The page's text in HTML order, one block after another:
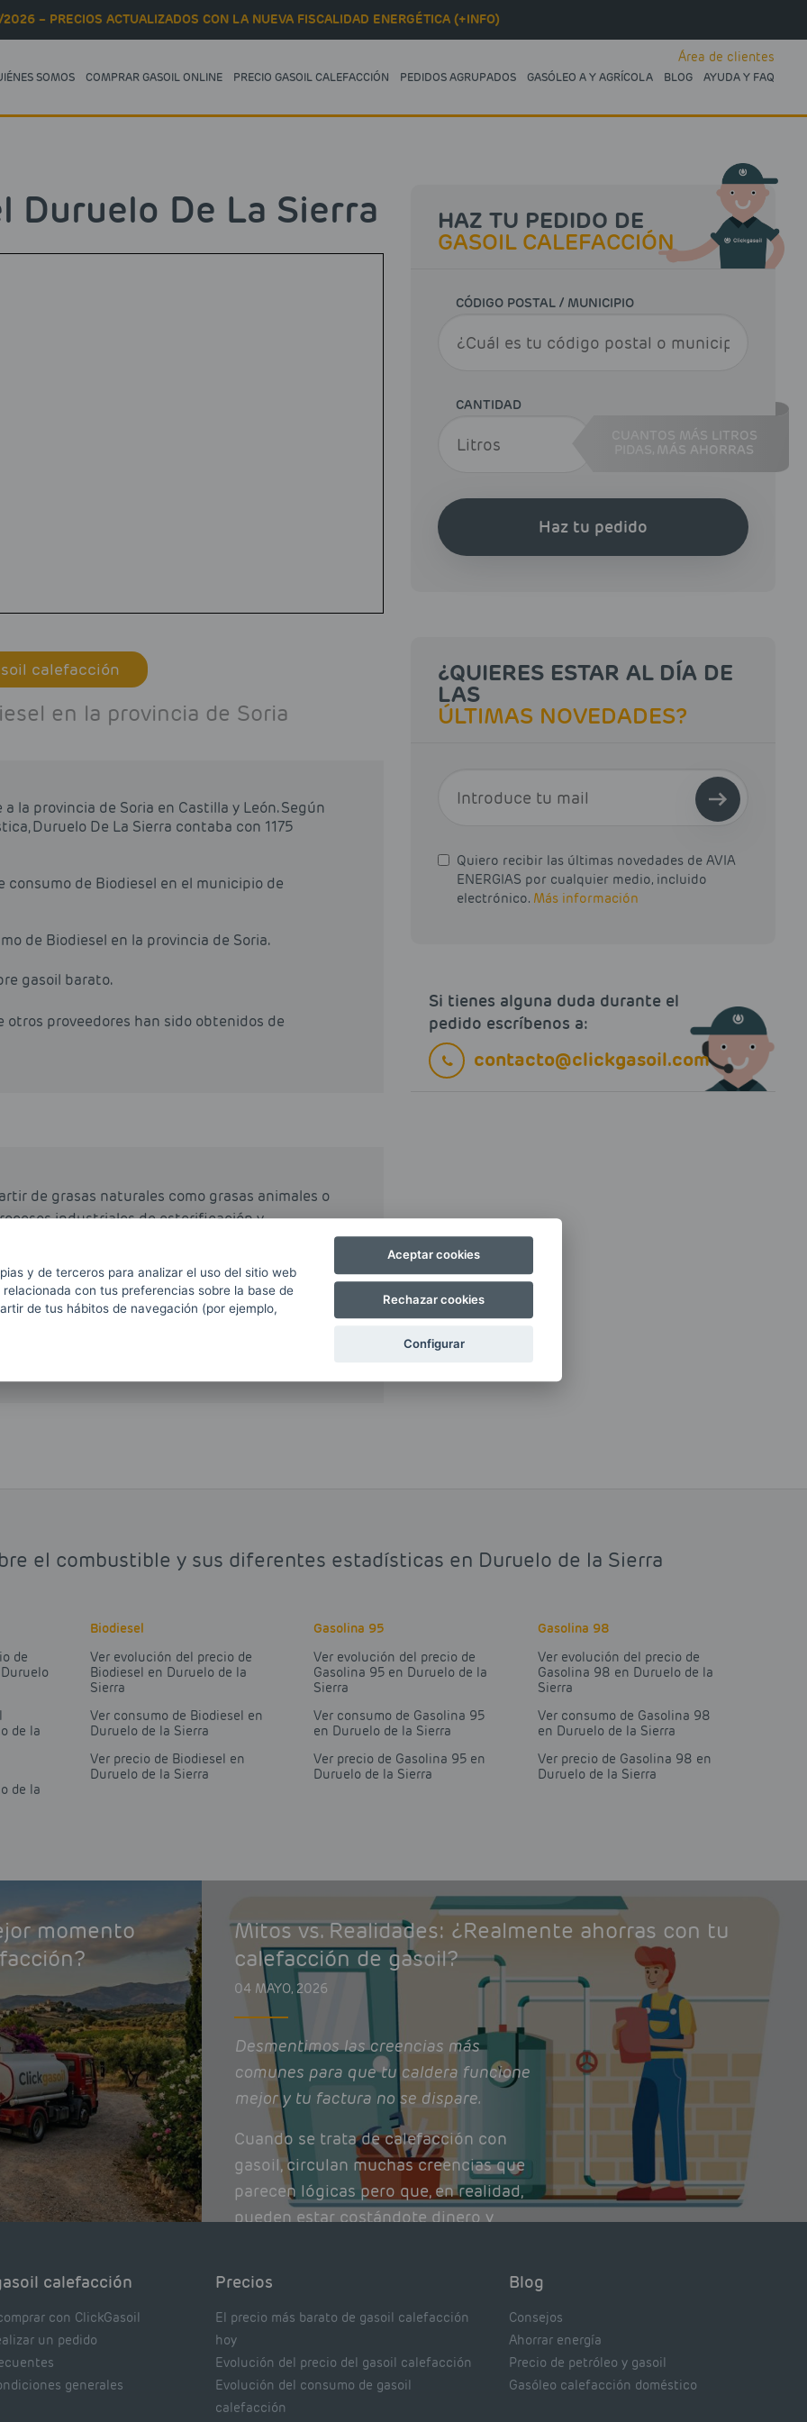
– PRECIOS ACTUALIZADOS CON LA NUEVA FISCALIDAD ENERGÉTICA (+INFO)
SOMOS COMPRAR GASOIL ONLINE PRECIO GASOIL CALEFACCIÓN PEDIDOS AGRUPADOS GASÓLEO A Y AGRÍCOLA BLOG AYUDA Y FAQ
Área de clientes
Duruelo De La Sierra
calefacción
en la provincia de Soria
la provincia de Soria en Castilla y León. Según
Duruelo De La Sierra contaba con 1175
consumo de Biodiesel en el municipio de
de Biodiesel en la provincia de Soria.
gasoil barato.
otros proveedores han sido obtenidos de
de grasas naturales como grasas animales o
industriales de esterificación y
total del petrodiésel o gasóleo obtenido a
de forma muy notable las emisiones
de carbono y otros hidrocarburos volátiles.
que argumentan que el proceso de
masiva de plantaciones forestales.
HAZ TU PEDIDO DE
GASOIL CALEFACCIÓN
CÓDIGO POSTAL / MUNICIPIO
CANTIDAD
CUANTOS MÁS LITROS
MÁS AHORRAS
Haz tu pedido
¿QUIERES ESTAR AL DÍA DE
LAS
ÚLTIMAS NOVEDADES?
Quiero recibir las últimas novedades de AVIA
ENERGIAS por cualquier medio, incluido
electrónico. Más información
Si tienes alguna duda durante el
pedido escríbenos a:
contacto@clickgasoil.com
el combustible y sus diferentes estadísticas en Duruelo de la Sierra
de
de la
de la
Biodiesel
Ver evolución del precio de
Biodiesel en Duruelo de la
Sierra
Ver consumo de Biodiesel en
Duruelo de la Sierra
Ver precio de Biodiesel en
Duruelo de la Sierra
Gasolina 95
Ver evolución del precio de
Gasolina 95 en Duruelo de la
Sierra
Ver consumo de Gasolina 95
en Duruelo de la Sierra
Ver precio de Gasolina 95 en
Duruelo de la Sierra
Gasolina 98
Ver evolución del precio de
Gasolina 98 en Duruelo de la
Sierra
Ver consumo de Gasolina 98
en Duruelo de la Sierra
Ver precio de Gasolina 98 en
Duruelo de la Sierra
momento
Mitos vs. Realidades: ¿Realmente ahorras con tu
calefacción de gasoil?
04 MAYO, 2026
Desmentimos las creencias más
comunes para que tu caldera funcione
mejor y tu factura no se dispare.
Cuando se trata de calefacción con
gasoil, circulan muchas creencias que
parecen lógicas pero que, en realidad,
pueden estar costándote dinero y
calefacción
con ClickGasoil
un pedido
generales
Precios
El precio más barato de gasoil calefacción
hoy
Evolución del precio del gasoil calefacción
Evolución del consumo de gasoil
calefacción
Blog
Consejos
Ahorrar energía
Precio de petróleo y gasoil
Gasóleo calefacción doméstico
y de terceros para analizar el uso del sitio web
con tus preferencias sobre la base de
de tus hábitos de navegación (por ejemplo,
Aceptar cookies
Rechazar cookies
Configurar